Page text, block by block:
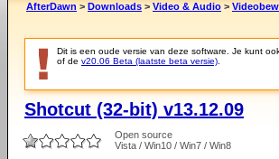
AfterDawn > Downloads > Video & Audio >
Dit is een oude versie van deze software. Je kunt
of de v20.06 Beta (laatste beta versie)
Shotcut (32-bit) v13.12.09
Open source
Vista / Win10 / Win7 / Win8